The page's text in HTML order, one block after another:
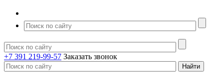
+7 391 219-99-57 Заказать звонок